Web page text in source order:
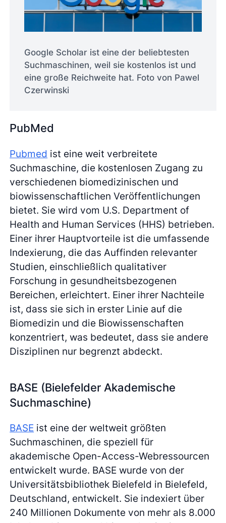
Google Scholar ist eine der beliebtesten
Suchmaschinen, weil sie kostenlos ist und
eine große Reichweite hat. Foto von Pawel
Czerwinski
PubMed
Pubmed ist eine weit verbreitete
Suchmaschine, die kostenlosen Zugang zu
verschiedenen biomedizinischen und
biowissenschaftlichen Veröffentlichungen
bietet. Sie wird vom U.S. Department of
Health and Human Services (HHS) betrieben.
Einer ihrer Hauptvorteile ist die umfassende
Indexierung, die das Auffinden relevanter
Studien, einschließlich qualitativer
Forschung in gesundheitsbezogenen
Bereichen, erleichtert. Einer ihrer Nachteile
ist, dass sie sich in erster Linie auf die
Biomedizin und die Biowissenschaften
konzentriert, was bedeutet, dass sie andere
Disziplinen nur begrenzt abdeckt.
BASE (Bielefelder Akademische
Suchmaschine)
BASE ist eine der weltweit größten
Suchmaschinen, die speziell für
akademische Open-Access-Webressourcen
entwickelt wurde. BASE wurde von der
Universitätsbibliothek Bielefeld in Bielefeld,
Deutschland, entwickelt. Sie indexiert über
240 Millionen Dokumente von mehr als 8.000